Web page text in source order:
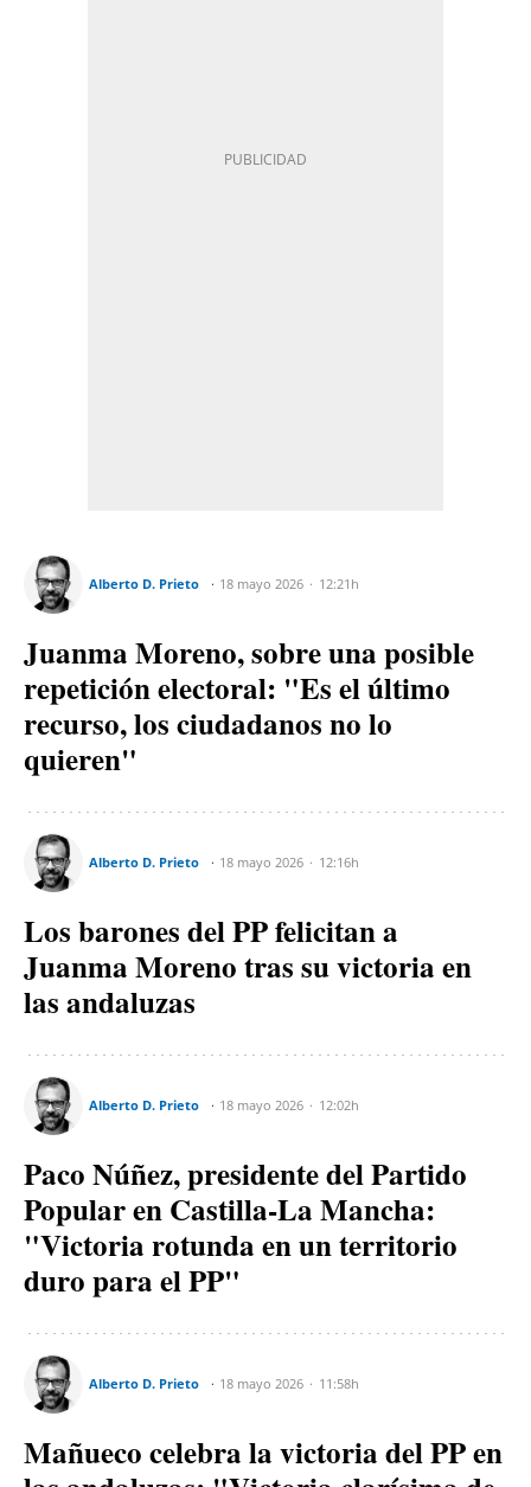
Alberto D. Prieto 18 mayo 2026 12:21h
Juanma Moreno, sobre una posible
repetición electoral: "Es el último
recurso, los ciudadanos no lo
quieren"
Alberto D. Prieto 18 mayo 2026 12:16h
Los barones del PP felicitan a
Juanma Moreno tras su victoria en
las andaluzas
Alberto D. Prieto 18 mayo 2026 12:02h
Paco Núñez, presidente del Partido
Popular en Castilla-La Mancha:
"Victoria rotunda en un territorio
duro para el PP"
Alberto D. Prieto 18 mayo 2026 11:58h
Mañueco celebra la victoria del PP en